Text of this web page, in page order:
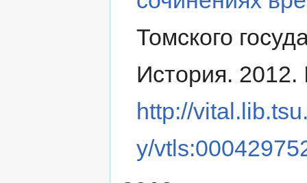
Томского
История.
http://
y/